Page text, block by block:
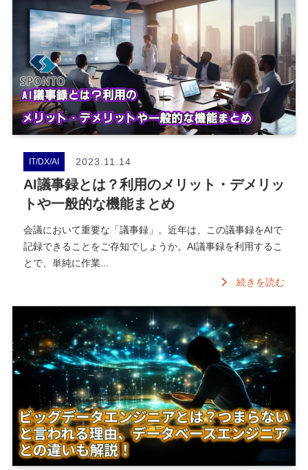
IT/DX/AI 2023.11.14
AI議事録とは？利用のメリット・デメリッ
トや一般的な機能まとめ
会議において重要な「議事録」。近年は、この議事録をAIで
記録できることをご存知でしょうか。AI議事録を利用するこ
とで、単純に作業...
続きを読む